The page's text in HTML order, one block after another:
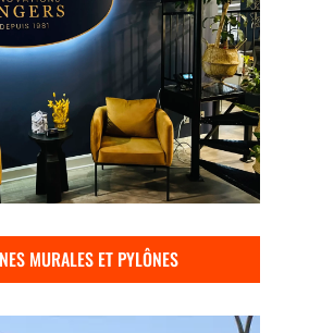
MURALES ET PYLÔNES